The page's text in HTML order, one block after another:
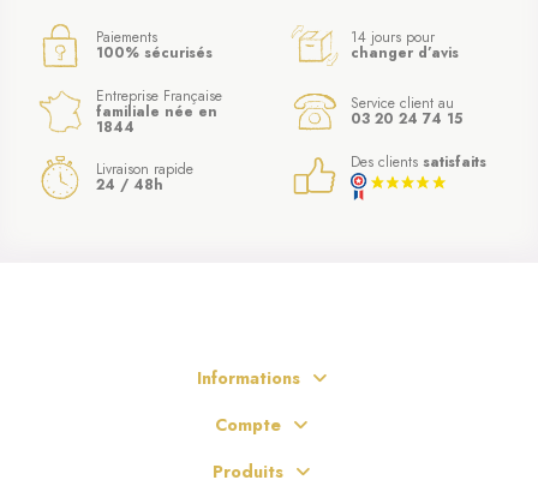
Paiements
100% sécurisés
14 jours pour
changer d’avis
Entreprise Française
familiale née en
1844
Service client au
03 20 24 74 15
Livraison rapide
24 / 48h
Des clients satisfaits
Informations
Compte
Produits